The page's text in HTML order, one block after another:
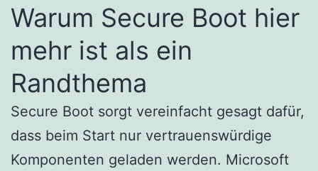
Warum Secure Boot hier
mehr ist als ein
Randthema
Secure Boot sorgt vereinfacht gesagt dafür,
dass beim Start nur vertrauenswürdige
Komponenten geladen werden. Microsoft